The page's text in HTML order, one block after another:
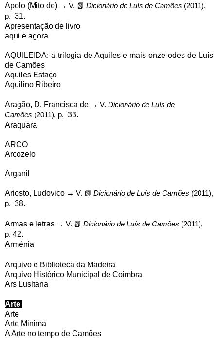
Apolo (Mito de) → V. 📗 Dicionário de Luís de Camões (2011),
p. 31.
Apresentação de livro
aqui e agora
AQUILEIDA: a trilogia de Aquiles e mais onze odes de Luís
de Camões
Aquiles Estaço
Aquilino Ribeiro
Aragão, D. Francisca de → V. Dicionário de Luís de
Camões (2011), p. 33.
Araquara
ARCO
Arcozelo
Arganil
Ariosto, Ludovico → V. 📗 Dicionário de Luís de Camões (2011),
p. 38.
Armas e letras → V. 📗 Dicionário de Luís de Camões (2011),
p. 42.
Arménia
Arquivo e Biblioteca da Madeira
Arquivo Histórico Municipal de Coimbra
Ars Lusitana
Arte
Arte
Arte Minima
A Arte no tempo de Camões